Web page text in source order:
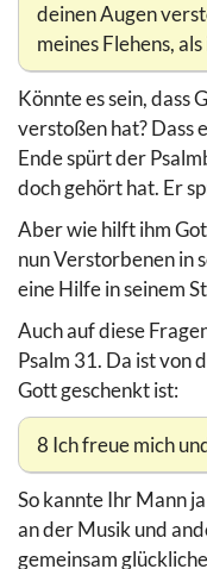
deinen Augen
meines Flehens,
Könnte es sein, dass
verstoßen hat? Dass
Ende spürt der
doch gehört hat. Er
Aber wie hilft ihm
nun Verstorbenen in
eine Hilfe in seinem
Auch auf diese
Psalm 31. Da ist von
Gott geschenkt ist:
8 Ich freue mich
So kannte Ihr Mann
an der Musik und
gemeinsam